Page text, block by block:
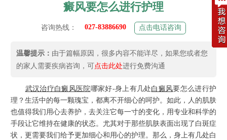
癜风要怎么进行护理
咨询热线： 027-83886690 点击电话咨询
温馨提示： 由于篇幅原因，很多内容不能详尽，如果您或者您
的家人需要疾病咨询，可点击此处进行免费沟通
武汉治疗白癜风医院哪家好-身上有几处白癜风要怎么进行护
理？生活中的每一颗瑰宝，都离不开细心的呵护。如此，人的肌肤
也值得我们用心去养护，去关注它每一寸的变化，用专业和科学的
手段让它维持在健康的状态。尤其对于那些肌肤表面出现了白斑症
状，更需要我们给予更加细心和用心的护理。那么，身上有几处白